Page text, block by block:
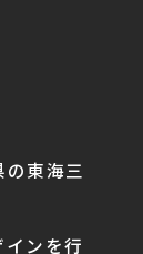
東海三
ンを行